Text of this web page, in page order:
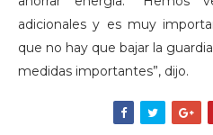
adicionales y es muy
que no hay que bajar la
medidas importantes”, dijo.